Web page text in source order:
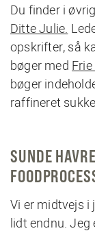
Du finder i
Ditte Julie.
opskrifter, så
bøger med
bøger
raffineret
SUNDE
Vi er midtvejs
lidt endnu. Jeg